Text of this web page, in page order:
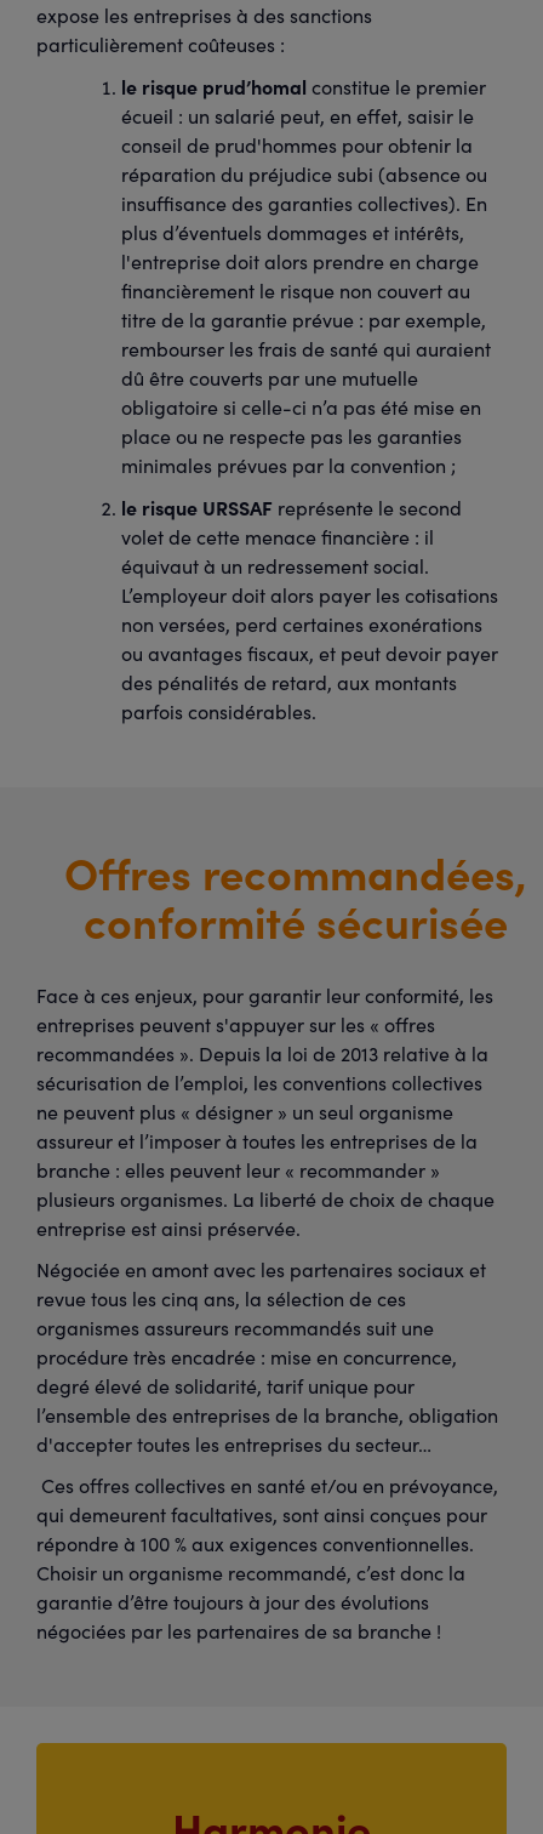
expose les entreprises à des sanctions
particulièrement coûteuses :
le risque prud’homal constitue le premier
écueil : un salarié peut, en effet, saisir le
conseil de prud'hommes pour obtenir la
réparation du préjudice subi (absence ou
insuffisance des garanties collectives). En
plus d’éventuels dommages et intérêts,
l'entreprise doit alors prendre en charge
financièrement le risque non couvert au
titre de la garantie prévue : par exemple,
rembourser les frais de santé qui auraient
dû être couverts par une mutuelle
obligatoire si celle-ci n’a pas été mise en
place ou ne respecte pas les garanties
minimales prévues par la convention ;
le risque URSSAF représente le second
volet de cette menace financière : il
équivaut à un redressement social.
L’employeur doit alors payer les cotisations
non versées, perd certaines exonérations
ou avantages fiscaux, et peut devoir payer
des pénalités de retard, aux montants
parfois considérables.
Offres recommandées,
conformité sécurisée
Face à ces enjeux, pour garantir leur conformité, les
entreprises peuvent s'appuyer sur les « offres
recommandées ». Depuis la loi de 2013 relative à la
sécurisation de l’emploi, les conventions collectives
ne peuvent plus « désigner » un seul organisme
assureur et l’imposer à toutes les entreprises de la
branche : elles peuvent leur « recommander »
plusieurs organismes. La liberté de choix de chaque
entreprise est ainsi préservée.
Négociée en amont avec les partenaires sociaux et
revue tous les cinq ans, la sélection de ces
organismes assureurs recommandés suit une
procédure très encadrée : mise en concurrence,
degré élevé de solidarité, tarif unique pour
l’ensemble des entreprises de la branche, obligation
d'accepter toutes les entreprises du secteur…
Ces offres collectives en santé et/ou en prévoyance,
qui demeurent facultatives, sont ainsi conçues pour
répondre à 100 % aux exigences conventionnelles.
Choisir un organisme recommandé, c’est donc la
garantie d’être toujours à jour des évolutions
négociées par les partenaires de sa branche !